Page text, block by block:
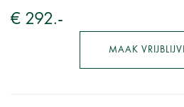
€ 292.-
MAAK